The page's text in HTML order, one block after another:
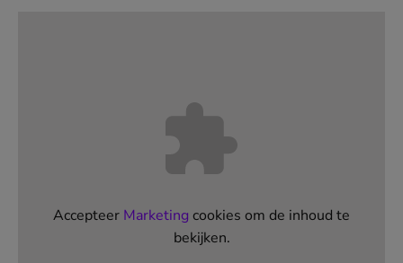
Accepteer Marketing cookies om de inhoud te
bekijken.